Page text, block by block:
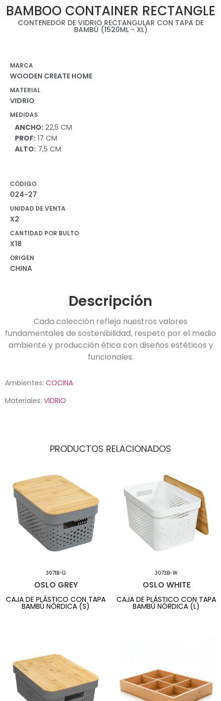
BAMBOO CONTAINER RECTANGLE
CONTENEDOR DE VIDRIO RECTANGULAR CON TAPA DE
BAMBÚ (1520ML - XL)
MARCA
WOODEN CREATE HOME
MATERIAL
VIDRIO
MEDIDAS
ANCHO: 22,5 CM
PROF: 17 CM
ALTO: 7,5 CM
CÓDIGO
024-27
UNIDAD DE VENTA
X2
CANTIDAD POR BULTO
X18
ORIGEN
CHINA
Descripción
Cada colección refleja nuestros valores
fundamentales de sostenibilidad, respeto por el medio
ambiente y producción ética con diseños estéticos y
funcionales.
Ambientes: COCINA
Materiales: VIDRIO
PRODUCTOS RELACIONADOS
3071B-G
OSLO GREY
CAJA DE PLÁSTICO CON TAPA
BAMBÚ NÓRDICA (S)
3073B-W
OSLO WHITE
CAJA DE PLÁSTICO CON TAPA
BAMBÚ NÓRDICA (L)